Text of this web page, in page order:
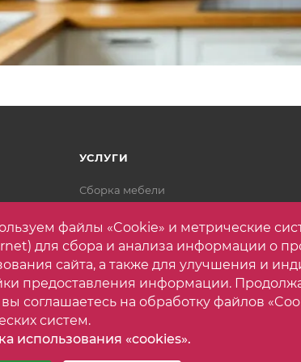
УСЛУГИ
Сборка мебели
Подъём и доставка
файлы «Cookie» и метрические
для сбора и анализа информации о
сайта, а также для улучшения и
предоставления информации.
соглашаетесь на обработку файлов
систем.
использования «cookies».